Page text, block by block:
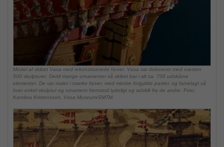
Model af skibet Vasa med rekonstruerede farver. Vasa var dekoreret med næsten
500 skulpturer. Dertil mange ornamenter så skibet bar i alt ca. 700 udskårne
elementer. De var malet i stærke farver, med mindre forgyldte partier, og farvelagt så
hver enkel skulptur og ornament fremstod tydeligt og adskilt fra de andre. Foto:
Karolina Kristensson, Vasa Museum/SMTM.